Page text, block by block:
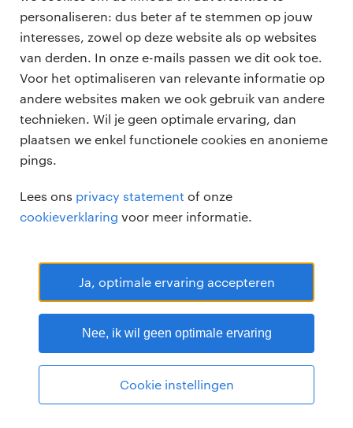
personaliseren: dus beter af te stemmen op jouw
interesses, zowel op deze website als op websites
van derden. In onze e-mails passen we dit ook toe.
Voor het optimaliseren van relevante informatie op
andere websites maken we ook gebruik van andere
technieken. Wil je geen optimale ervaring, dan
plaatsen we enkel functionele cookies en anonieme
pings.
Lees ons privacy statement of onze
cookieverklaring voor meer informatie.
Ja, optimale ervaring accepteren
Nee, ik wil geen optimale ervaring
Cookie instellingen
bmc
onze kantoren
Randstad Professional Google score 4.15 -
RANDSTAD PROFESSIONAL is een geregistreerd handelsmerk van
Randstad N.V.